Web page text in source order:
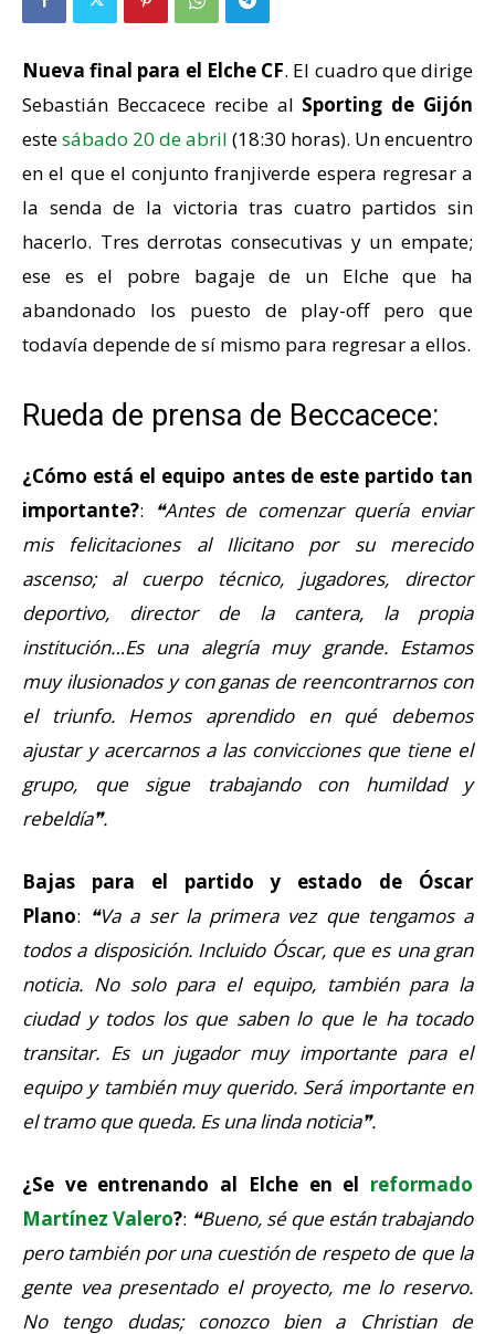
Nueva final para el Elche CF. El cuadro que dirige
Sebastián Beccacece recibe al Sporting de Gijón
estesábado 20 de abril (18:30 horas). Un encuentro
en el que el conjunto franjiverde espera regresar a
la senda de la victoria tras cuatro partidos sin
hacerlo. Tres derrotas consecutivas y un empate;
ese es el pobre bagaje de un Elche que ha
abandonado los puesto de play-off pero que
todavía depende de sí mismo para regresar a ellos.
Rueda de prensa de Beccacece:
¿Cómo está el equipo antes de este partido tan
importante?:
❝Antes de comenzar quería enviar
mis felicitaciones al Ilicitano por su merecido
ascenso; al cuerpo técnico, jugadores, director
deportivo, director de la cantera, la propia
institución…Es una alegría muy grande. Estamos
muy ilusionados y con ganas de reencontrarnos con
el triunfo. Hemos aprendido en qué debemos
ajustar y acercarnos a las convicciones que tiene el
grupo, que sigue trabajando con humildad y
rebeldía❞.
Bajas para el partido y estado de Óscar
Plano: ❝Va a ser la primera vez que tengamos a
todos a disposición. Incluido Óscar, que es una gran
noticia. No solo para el equipo, también para la
ciudad y todos los que saben lo que le ha tocado
transitar. Es un jugador muy importante para el
equipo y también muy querido. Será importante en
el tramo que queda. Es una linda noticia❞.
¿Se ve entrenando al Elche en el reformado
Martínez Valero?: ❝Bueno, sé que están trabajando
pero también por una cuestión de respeto de que la
gente vea presentado el proyecto, me lo reservo.
No tengo dudas; conozco bien a Christian de